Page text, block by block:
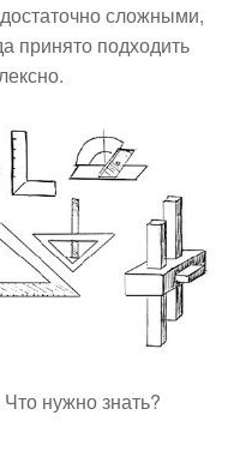
сложными,
принято подходить
нужно знать?